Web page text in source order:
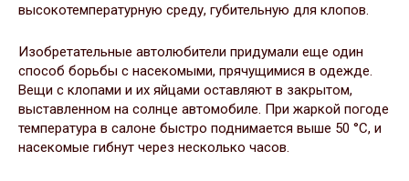
высокотемпературную среду, губительную для клопов.
Изобретательные автолюбители придумали еще один
способ борьбы с насекомыми, прячущимися в одежде.
Вещи с клопами и их яйцами оставляют в закрытом,
выставленном на солнце автомобиле. При жаркой погоде
температура в салоне быстро поднимается выше 50 °C, и
насекомые гибнут через несколько часов.